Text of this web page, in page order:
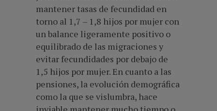
mantener tasas de fecundidad en
torno al 1,7 – 1,8 hijos por mujer con
un balance ligeramente positivo o
equilibrado de las migraciones y
evitar fecundidades por debajo de
1,5 hijos por mujer. En cuanto a las
pensiones, la evolución demográfica
como la que se vislumbra, hace